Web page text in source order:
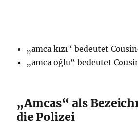
„amca kızı“ bedeutet
„amca oğlu“ bedeutet
„Amcas“ als
die Polizei